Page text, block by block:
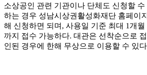
소상공인 관련 기관이나 단체도 신청할
하는 경우 성남시상권활성화재단 홈페이
해 신청하면 되며, 사용일 기준 최대 1개월
까지 접수 가능하다. 대관은 선착순으로
인된 경우에 한해 무상으로 이용할 수 있